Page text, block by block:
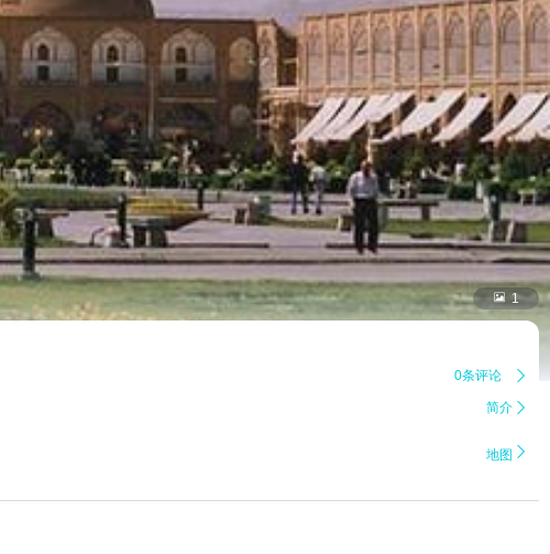
 1
0条评论 
简介 
地图 